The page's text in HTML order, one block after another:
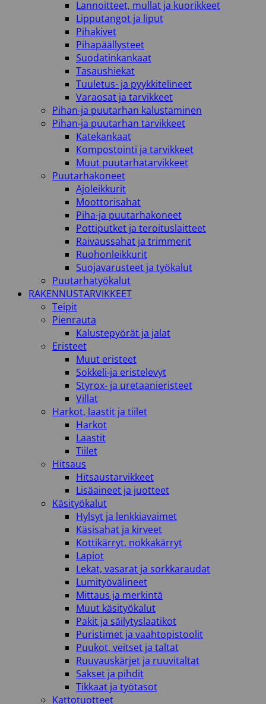
Lannoitteet, mullat ja kuorikkeet
Lipputangot ja liput
Pihakivet
Pihapäällysteet
Suodatinkankaat
Tasaushiekat
Tuuletus- ja pyykkitelineet
Varaosat ja tarvikkeet
Pihan-ja puutarhan kalustaminen
Pihan-ja puutarhan tarvikkeet
Katekankaat
Kompostointi ja tarvikkeet
Muut puutarhatarvikkeet
Puutarhakoneet
Ajoleikkurit
Moottorisahat
Piha-ja puutarhakoneet
Pottiputket ja teroituslaitteet
Raivaussahat ja trimmerit
Ruohonleikkurit
Suojavarusteet ja työkalut
Puutarhatyökalut
RAKENNUSTARVIKKEET
Teipit
Pienrauta
Kalustepyörät ja jalat
Eristeet
Muut eristeet
Sokkeli-ja eristelevyt
Styrox- ja uretaanieristeet
Villat
Harkot, laastit ja tiilet
Harkot
Laastit
Tiilet
Hitsaus
Hitsaustarvikkeet
Lisäaineet ja juotteet
Käsityökalut
Hylsyt ja lenkkiavaimet
Käsisahat ja kirveet
Kottikärryt, nokkakärryt
Lapiot
Lekat, vasarat ja sorkkaraudat
Lumityövälineet
Mittaus ja merkintä
Muut käsityökalut
Pakit ja säilytyslaatikot
Puristimet ja vaahtopistoolit
Puukot, veitset ja taltat
Ruuvauskärjet ja ruuvitaltat
Sakset ja pihdit
Tikkaat ja työtasot
Kattotuotteet